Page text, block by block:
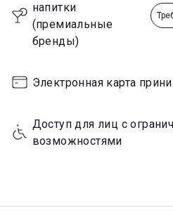
напитки
(премиальные
бренды)
Электронная карта
Доступ для лиц с
возможностями